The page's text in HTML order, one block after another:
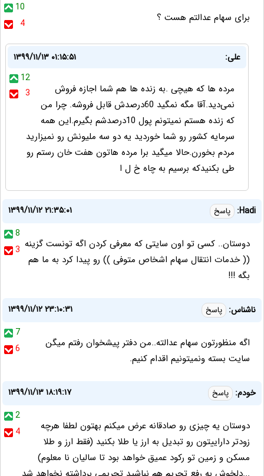
10
4
برای سهام عدالتم هست ؟
علی:
۱۳۹۹/۱۱/۱۳ ۰۱:۱۵:۵۱
12
3
مرده ها که هیچی .به زنده ها هم شما اجازه فروش
نمی‌دید.آقا مگه نمگید 60درصدش قابل فروشه. چرا من
که زنده هستم نمیتونم پول 10درصدشم بگیرم.این همه
سرمایه کشور رو شما خوردید یه دو سه ملیونش رو نمیزارید
مردم بخورن.حالا میگید برا مرده هاتون هفت خان رستم رو
طی بکنیدکه برسیم به چاه خ ل ا
Hadi: پاسخ
۱۳۹۹/۱۱/۱۲ ۲۱:۳۵:۰۱
8
3 دوستان.. کسی تو اون سایتی که معرفی کردن اگه تونست گزینه
(( خدمات انتقال سهام اشخاص متوفی )) رو پیدا کرد به ما هم
بگه !!!
ناشناس: پاسخ
۱۳۹۹/۱۱/۱۲ ۲۳:۱۰:۳۱
7
6
اگه منظورتون سهام عدالته..من دفتر پیشخوان رفتم میگن
سایت بسته ونمیتونیم اقدام کنیم.
خودم: پاسخ
۱۳۹۹/۱۱/۱۳ ۱۸:۱۹:۱۷
2
4
دوستان یه چیزی رو صادقانه عرض میکنم بهتون لطفا هرچه
زودتر داراییتون رو تبدیل به ارز یا طلا بکنید (فقط ارز و طلا
مسکن و زمین تو رکود عمیق خواهد بود تا سالیان نا معلوم)